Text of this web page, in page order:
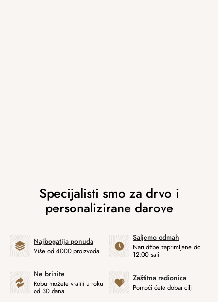
Najbogatija ponuda
Više od 4000 proizvoda
Šaljemo odmah
Narudžbe zaprimljene do
12:00 sati
Ne brinite
Robu možete vratiti u roku
od 30 dana
Zaštitna radionica
Pomoći ćete dobar cilj